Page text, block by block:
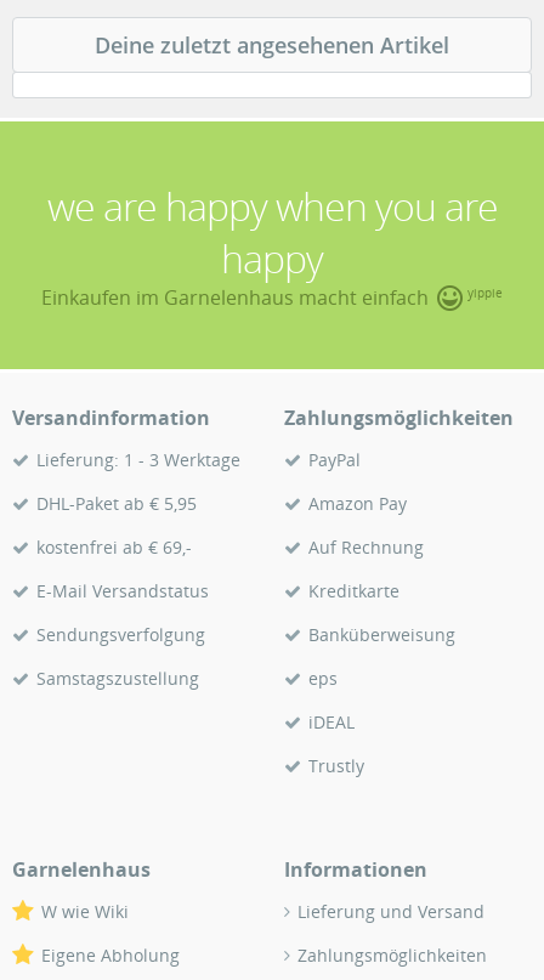
Deine zuletzt angesehenen Artikel
we are happy when you are
happy
Einkaufen im Garnelenhaus macht einfach yippie
Versandinformation
Lieferung: 1 - 3 Werktage
DHL-Paket ab € 5,95
kostenfrei ab € 69,-
E-Mail Versandstatus
Sendungsverfolgung
Samstagszustellung
Zahlungsmöglichkeiten
PayPal
Amazon Pay
Auf Rechnung
Kreditkarte
Banküberweisung
eps
iDEAL
Trustly
Garnelenhaus
W wie Wiki
Eigene Abholung
Informationen
Lieferung und Versand
Zahlungsmöglichkeiten